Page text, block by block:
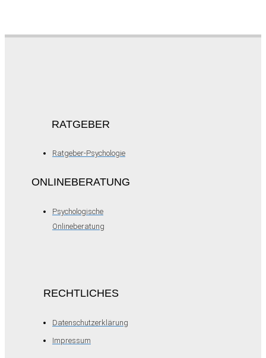
RATGEBER
Ratgeber-Psychologie
ONLINEBERATUNG
Psychologische
Onlineberatung
RECHTLICHES
Datenschutzerklärung
Impressum